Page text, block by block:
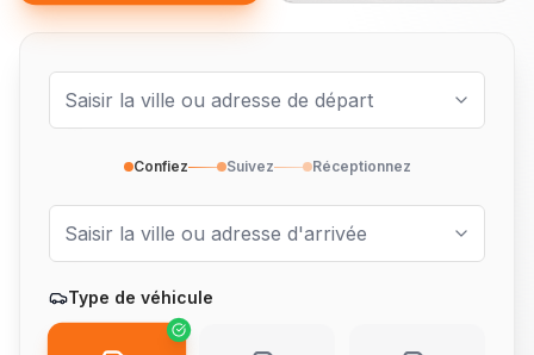
Confiez Suivez Réceptionnez
Type de véhicule